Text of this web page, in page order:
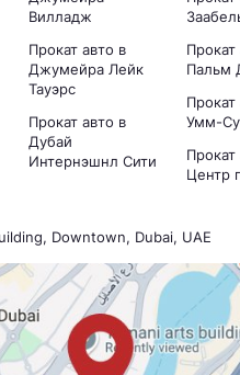
Downtown, Dubai, UAE
Вилладж
Прокат авто в
Джумейра Лейк
Тауэрс
Прокат авто в
Дубай
Интернэшнл Сити
Прокат
Пальм
Прокат
Умм-
Прокат
Центр